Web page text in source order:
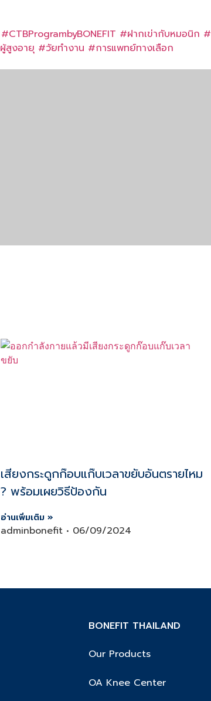
#CTBProgrambyBONEFIT #ฝากเข่ากับหมอนิก #
ผู้สูงอายุ #วัยทำงาน #การแพทย์ทางเลือก
เสียงกระดูกก๊อบแก๊บเวลาขยับอันตรายไหม
? พร้อมเผยวิธีป้องกัน
อ่านเพิ่มเติม »
adminbonefit 06/09/2024
BONEFIT THAILAND
Our Products
OA Knee Center